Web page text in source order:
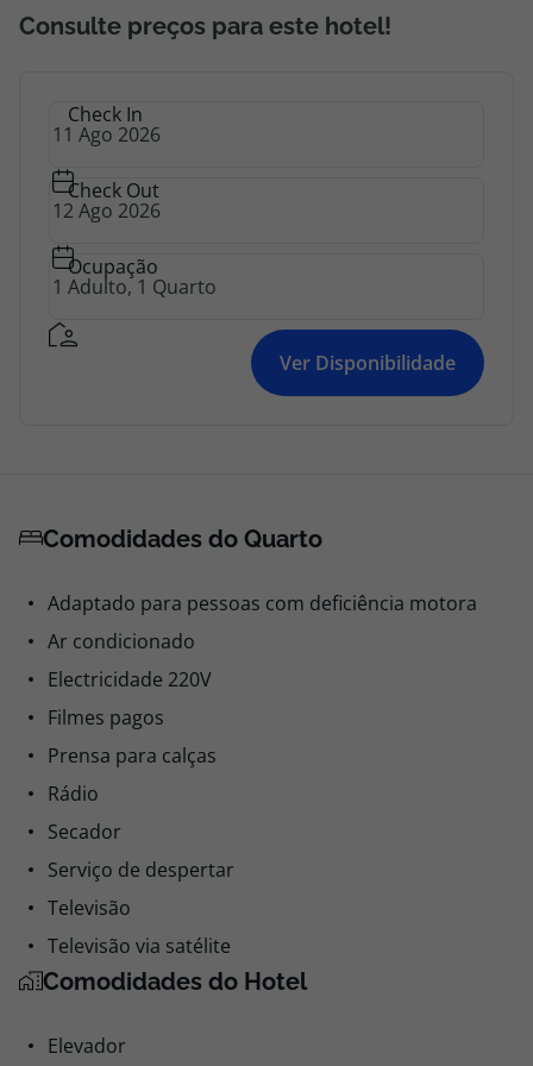
Consulte preços para este hotel!
Check In
Check Out
Ocupação
Ver Disponibilidade
Comodidades do Quarto
Adaptado para pessoas com deficiência motora
Ar condicionado
Electricidade 220V
Filmes pagos
Prensa para calças
Rádio
Secador
Serviço de despertar
Televisão
Televisão via satélite
Comodidades do Hotel
Elevador